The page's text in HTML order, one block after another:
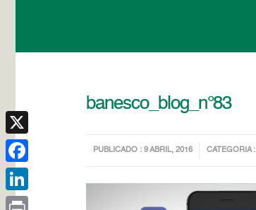
banesco_blog_n°83
PUBLICADO : 9 ABRIL, 2016 CATEGORIA :
X
Facebook
LinkedIn